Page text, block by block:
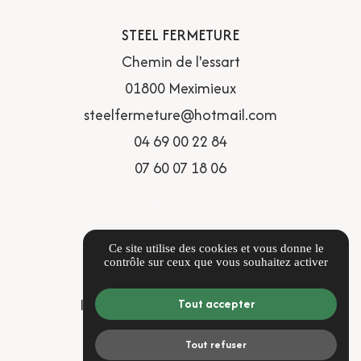
STEEL FERMETURE
Chemin de l'essart
01800 Meximieux
steelfermeture@hotmail.com
04 69 00 22 84
07 60 07 18 06
LIENS UTILES
Informations complémentaires
Mentions légales
Ce site utilise des cookies et vous donne le
contrôle sur ceux que vous souhaitez activer
Tout accepter
Tout refuser